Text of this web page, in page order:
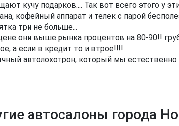
кучу подарков.... Так вот всего этого у
кофейный аппарат и телек с парой
три не больше...
они выше рынка процентов на 80-90!!
а если в кредит то и втрое!!!!
автолохотрон, который мы естественно
автосалоны города